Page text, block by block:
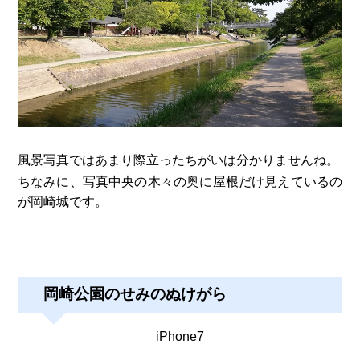
風景写真ではあまり際立ったちがいは分かりませんね。
ちなみに、写真中央の木々の奥に屋根だけ見えているの
が岡崎城です。
岡崎公園のせみのぬけがら
iPhone7